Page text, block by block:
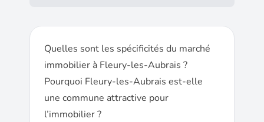
Quelles sont les spécificités du marché
immobilier à Fleury-les-Aubrais ?
Pourquoi Fleury-les-Aubrais est-elle
une commune attractive pour
l’immobilier ?